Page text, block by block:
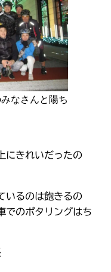
なさんと陽ち
にきれいだったの
いるのは飽きるの
でのポタリングはち